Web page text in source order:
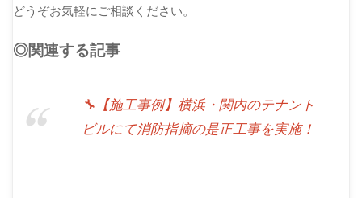
どうぞお気軽にご相談ください。
◎関連する記事
🔧【施工事例】横浜・関内のテナント
ビルにて消防指摘の是正工事を実施！